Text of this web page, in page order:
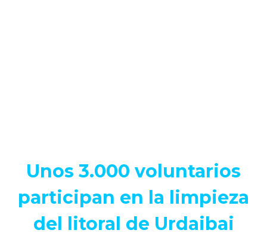
Unos 3.000 voluntarios
participan en la limpieza
del litoral de Urdaibai